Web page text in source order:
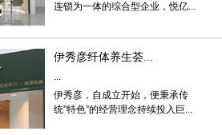
连锁为一体的综合型企业，悦亿...
伊秀彦纤体养生荟...
伊秀彦，自成立开始，便秉承传
统”特色”的经营理念持续投入巨...